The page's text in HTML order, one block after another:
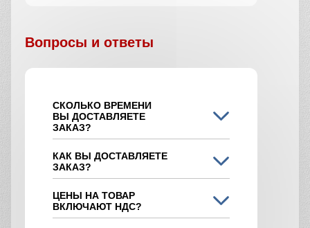
Вопросы и ответы
СКОЛЬКО ВРЕМЕНИ
ВЫ ДОСТАВЛЯЕТЕ
ЗАКАЗ?
КАК ВЫ ДОСТАВЛЯЕТЕ
ЗАКАЗ?
ЦЕНЫ НА ТОВАР
ВКЛЮЧАЮТ НДС?